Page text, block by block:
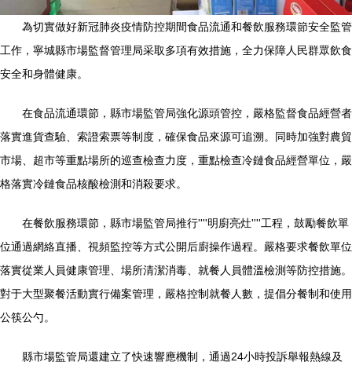
為切實做好新冠肺炎疫情防控期間食品流通和餐飲服務環節安全監管
工作，寧城縣市場監督管理局采取多項有效措施，全力保障人民群眾飲食
安全和身體健康。
在食品流通環節，縣市場監管局強化源頭管控，嚴格監督食品經營者
落實進貨查驗、索證索票等制度，確保食品來源可追溯。同時加強對農貿
市場、超市等重點場所的巡查檢查力度，重點檢查冷鏈食品經營單位，嚴
格落實冷鏈食品核酸檢測和消殺要求。
在餐飲服務環節，縣市場監管局推行''''明廚亮灶''''工程，鼓勵餐飲單
位通過網絡直播、視頻監控等方式公開后廚操作過程。嚴格要求餐飲單位
落實從業人員健康管理、場所清潔消毒、就餐人員體溫檢測等防控措施。
對于大型聚餐活動實行備案管理，嚴格控制就餐人數，提倡分餐制和使用
公筷公勺。
縣市場監管局還建立了快速響應機制，通過24小時投訴舉報熱線及